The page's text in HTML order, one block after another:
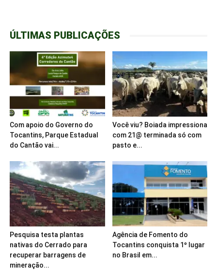
ÚLTIMAS PUBLICAÇÕES
Com apoio do Governo do
Tocantins, Parque Estadual
do Cantão vai...
Você viu? Boiada impressiona
com 21@ terminada só com
pasto e...
Pesquisa testa plantas
nativas do Cerrado para
recuperar barragens de
mineração...
Agência de Fomento do
Tocantins conquista 1º lugar
no Brasil em...